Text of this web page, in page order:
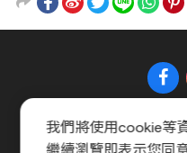
關於 Music Shop 聯絡
我們將使用cookie等